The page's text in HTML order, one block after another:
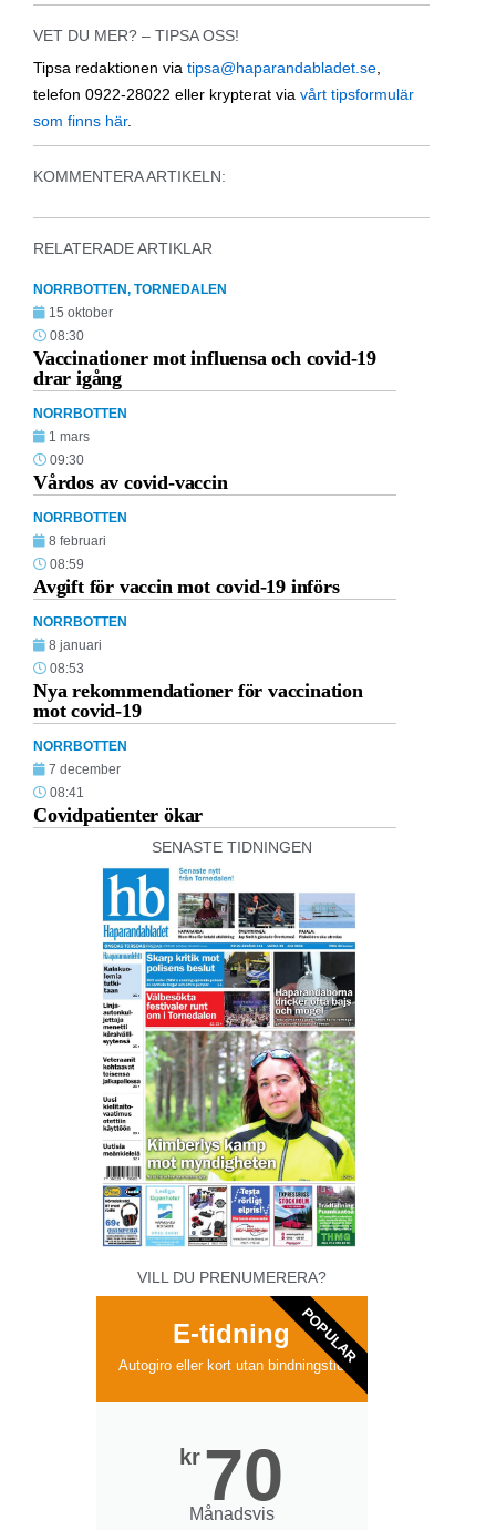
VET DU MER? – TIPSA OSS!
Tipsa redaktionen via tipsa@haparandabladet.se
telefon 0922-28022 eller krypterat via vårt tipsformulär
som finns här.
KOMMENTERA ARTIKELN:
RELATERADE ARTIKLAR
NORRBOTTEN, TORNEDALEN
15 oktober
08:30
Vaccinationer mot influensa och covid-19
drar igång
NORRBOTTEN
1 mars
09:30
Vårdos av covid-vaccin
NORRBOTTEN
8 februari
08:59
Avgift för vaccin mot covid-19 införs
NORRBOTTEN
8 januari
08:53
Nya rekommendationer för vaccination
mot covid-19
NORRBOTTEN
7 december
08:41
Covidpatienter ökar
SENASTE TIDNINGEN
VILL DU PRENUMERERA?
E-tidning
Autogiro eller kort utan bindningstid
kr 70
Månadsvis
POPULAR